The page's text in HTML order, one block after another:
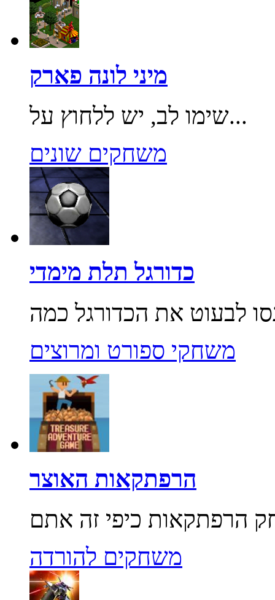
מיני לונה פארק
שימו לב, יש ללחוץ על...
משחקים שונים
כדורגל תלת מימדי
משחקי ספורט ומרוצים
הרפתקאות האוצר
משחקים להורדה